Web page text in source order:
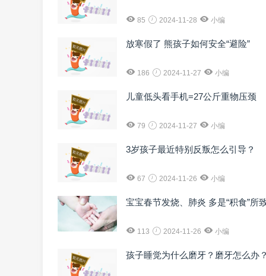
85 2024-11-28 小编
放寒假了 熊孩子如何安全“避险”
186 2024-11-27 小编
儿童低头看手机=27公斤重物压颈
79 2024-11-27 小编
3岁孩子最近特别反叛怎么引导？
67 2024-11-26 小编
宝宝春节发烧、肺炎 多是“积食”所
113 2024-11-26 小编
孩子睡觉为什么磨牙？磨牙怎么办